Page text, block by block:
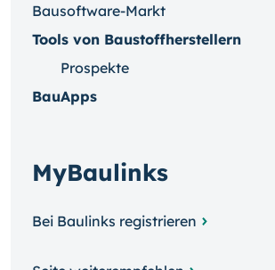
Bausoftware-Markt
Tools von Baustoffherstellern
Prospekte
BauApps
MyBaulinks
Bei Baulinks registrieren